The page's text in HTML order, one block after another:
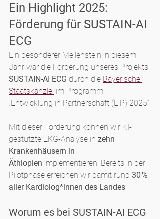
Ein Highlight 2025:
Förderung für SUSTAIN-AI
ECG
Ein besonderer Meilenstein in diesem
Jahr war die Förderung unseres Projekts
SUSTAIN-AI ECG durch die Bayerische
Staatskanzlei im Programm
„Entwicklung in Partnerschaft (EiP) 2025“.
Mit dieser Förderung können wir KI-
gestützte EKG-Analyse in zehn
Krankenhäusern in
Äthiopien implementieren. Bereits in der
Pilotphase erreichen wir damit rund 30 %
aller Kardiolog*innen des Landes
Worum es bei SUSTAIN-AI ECG